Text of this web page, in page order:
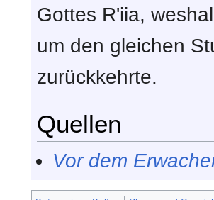
Gottes R'iia,
um den gleichen
zurückkehrte.
Quellen
Vor dem